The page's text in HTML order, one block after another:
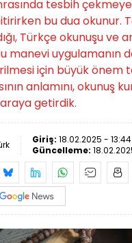
tesbih
bu dua okunur.
Türkçe okunuşu ve
manevi uygulamanın
için büyük önem
anlamını, okunuş
getirdik.
Giriş: 18.02.2025 - 13:44
Güncelleme: